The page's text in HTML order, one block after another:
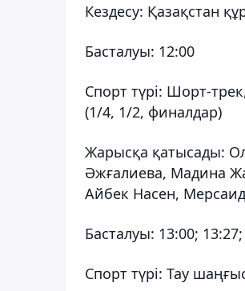
Кездесу: Қазақстан
Басталуы: 12:00
Спорт түрі: Шорт-
(1/4, 1/2, финалдар)
Жарысқа қатысады:
Әжғалиева, Мадина
Айбек Насен,
Басталуы: 13:00;
Спорт түрі: Тау